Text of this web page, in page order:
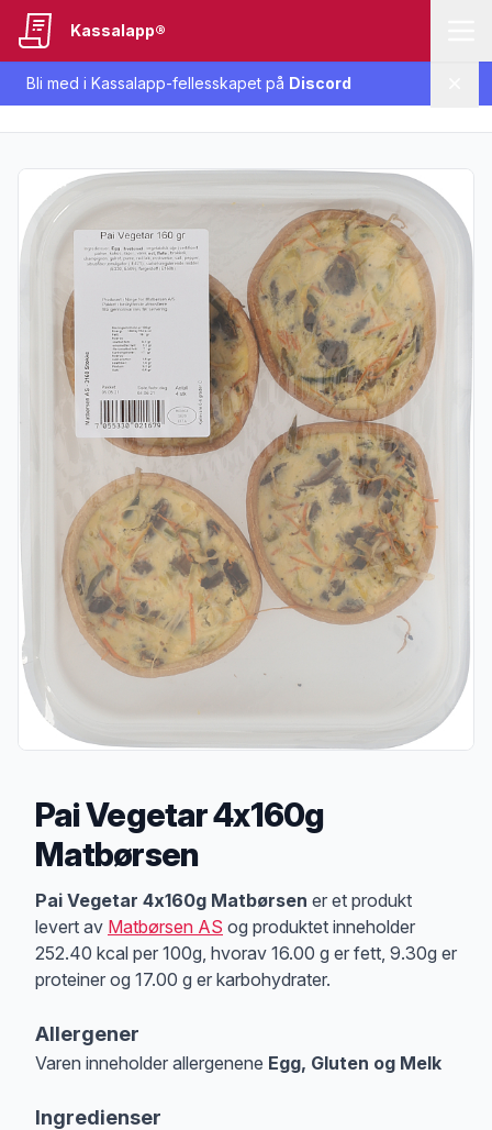
Bli med i Kassalapp-fellesskapet på Discord
Kassalapp®
Pai Vegetar 4x160g
Matbørsen
Produktbeskrivelse
Pai Vegetar 4x160g Matbørsen er et produkt
levert av Matbørsen AS og produktet inneholder
252.40 kcal per 100g, hvorav 16.00 g er fett, 9.30g er
proteiner og 17.00 g er karbohydrater.
Allergener
Varen inneholder allergenene Egg, Gluten og Melk
Ingredienser